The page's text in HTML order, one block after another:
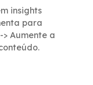
insights
para
Aumente a